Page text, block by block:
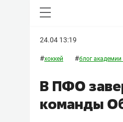
24.04 13:19
#хоккей #блог академии
В ПФО
команды